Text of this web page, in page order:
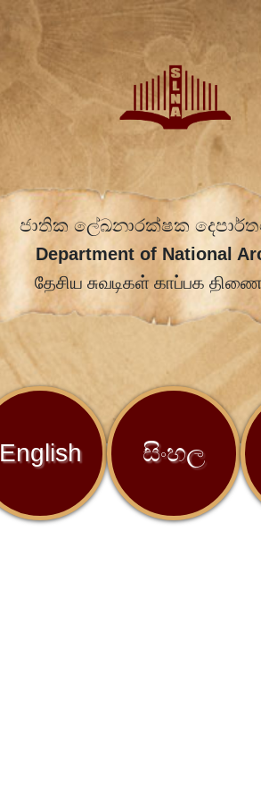
ජාතික ලේඛනාරක්ෂක
Department of National
தேசிய சுவடிகள் காப்பக
English සිංහල